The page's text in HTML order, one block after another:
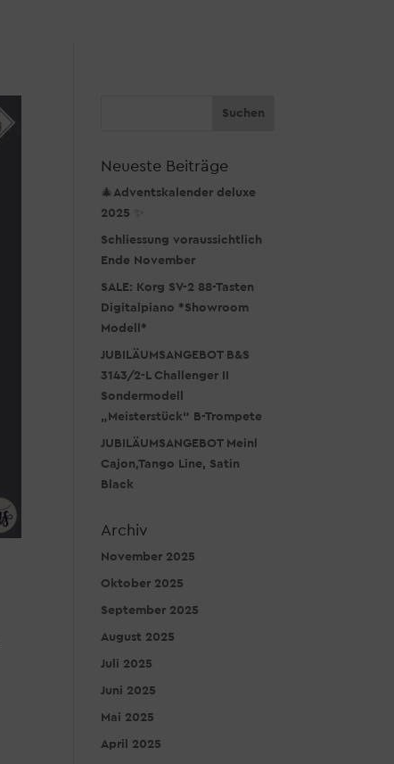
Neueste Beiträge
🎄Adventskalender deluxe
2025 ✨
Schliessung voraussichtlich
Ende November
SALE: Korg SV-2 88-Tasten
Digitalpiano *Showroom
Modell*
JUBILÄUMSANGEBOT B&S
3143/2-L Challenger II
Sondermodell
„Meisterstück“ B-Trompete
JUBILÄUMSANGEBOT Meinl
Cajon,Tango Line, Satin
Black
Archiv
November 2025
Oktober 2025
September 2025
August 2025
Juli 2025
Juni 2025
Mai 2025
April 2025